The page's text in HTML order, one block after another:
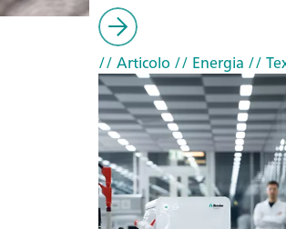
// Articolo // Energia //